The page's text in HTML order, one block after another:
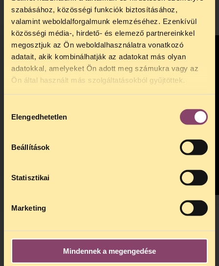
szabásához, közösségi funkciók biztosításához,
valamint weboldalforgalmunk elemzéséhez. Ezenkívül
közösségi média-, hirdető- és elemező partnereinkkel
megosztjuk az Ön weboldalhasználatra vonatkozó
adatait, akik kombinálhatják az adatokat más olyan
adatokkal, amelyeket Ön adott meg számukra vagy az
Ön által használt más szolgáltatásokból gyűjtöttek.
kiválasztása
Elengedhetetlen
Beállítások
Statisztikai
Marketing
Mindennek a megengedése
Videó a meghallgatásról (Kapronczay Stefánia
beszéde 24:54-nél kezdődik):
TELEFONOS JOGSEGÉLY
SZÜNET!
hogytelefonos jogsegélyünk július 27 és
kedden, 13 és 15 óra között lesz
alatt is elér minket.